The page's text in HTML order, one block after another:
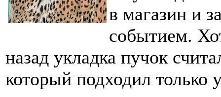
в магазин и
событием.
назад укладка пучок
который подходил только